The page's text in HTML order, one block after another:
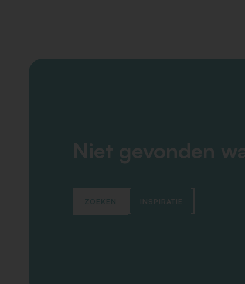
Niet gevonden
ZOEKEN INSPIRATIE